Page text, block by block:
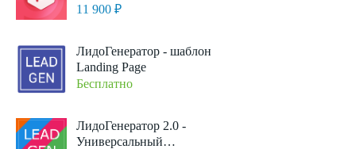
товаров и услуг
11 900 ₽
ЛидоГенератор - шаблон
Landing Page
Бесплатно
ЛидоГенератор 2.0 -
Универсальный